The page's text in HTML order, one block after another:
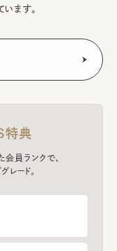
ます。
特典
員ランクで、
レード。